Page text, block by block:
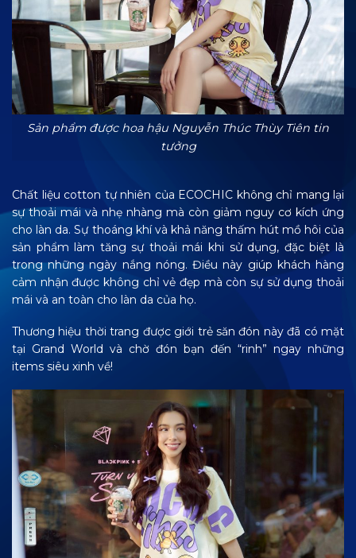
Sản phẩm được hoa hậu Nguyễn Thúc Thùy Tiên tin
tưởng
Chất liệu cotton tự nhiên của ECOCHIC không chỉ mang lại
sự thoải mái và nhẹ nhàng mà còn giảm nguy cơ kích ứng
cho làn da. Sự thoáng khí và khả năng thấm hút mồ hôi của
sản phẩm làm tăng sự thoải mái khi sử dụng, đặc biệt là
trong những ngày nắng nóng. Điều này giúp khách hàng
cảm nhận được không chỉ vẻ đẹp mà còn sự sử dụng thoải
mái và an toàn cho làn da của họ.
Thương hiệu thời trang được giới trẻ săn đón này đã có mặt
tại Grand World và chờ đón bạn đến “rinh” ngay những
items siêu xinh về!